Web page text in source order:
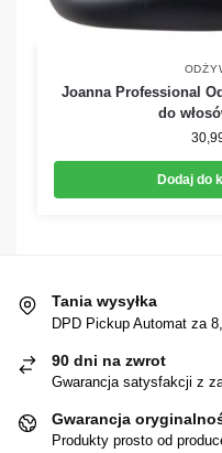
Joanna Professional
do
Dodaj do
Tania wysyłka
DPD Pickup Automat za
90 dni na zwrot
Gwarancja satysfakcji z
Gwarancja
Produkty prosto od